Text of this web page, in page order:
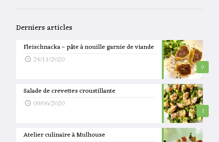
Derniers articles
0
Fleischnacka – pâte à nouille garnie de viande
24/11/2020
1
Salade de crevettes croustillante
09/06/2020
Atelier culinaire à Mulhouse